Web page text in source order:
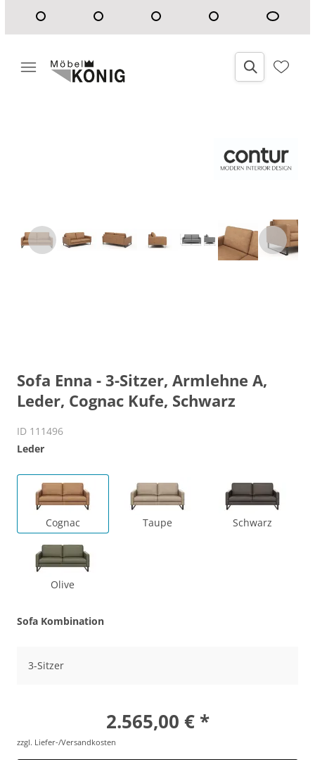
Sofa Enna - 3-Sitzer, Armlehne A,
Leder, Cognac Kufe, Schwarz
ID 111496
Leder
Cognac Taupe Schwarz
Olive
Sofa Kombination
3-Sitzer
2.565,00 € *
zzgl. Liefer-/Versandkosten